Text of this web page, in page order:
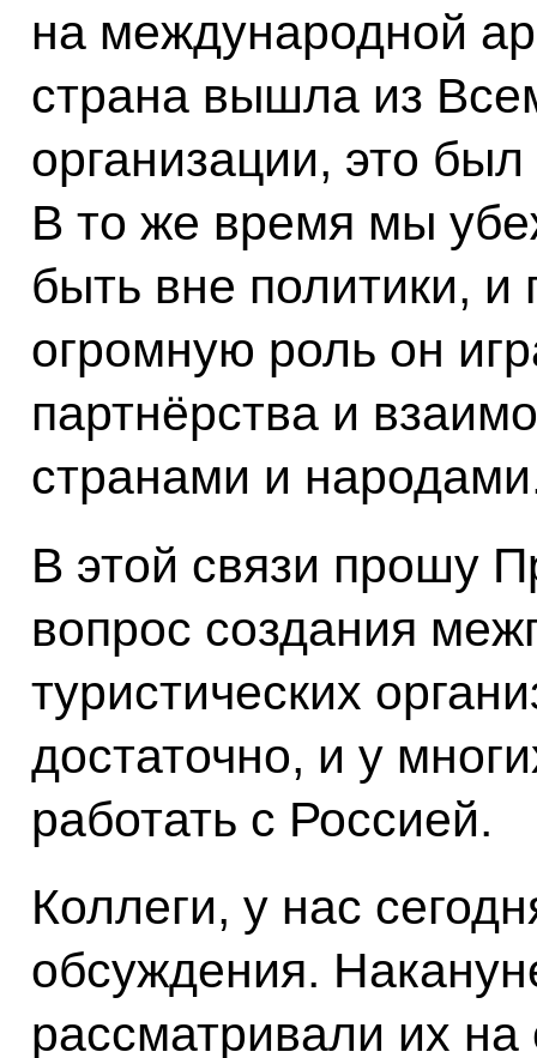
на международной
страна вышла из
организации, это
В то же время мы
быть вне политики,
огромную роль он
партнёрства и
странами и
В этой связи прошу
вопрос создания
туристических
достаточно, и у
работать с Россией.
Коллеги, у нас
обсуждения.
рассматривали их